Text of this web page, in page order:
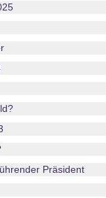
Präsident